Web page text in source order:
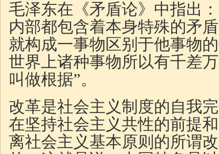
毛泽东在《矛盾论》中指出
内部都包含着本身特殊的矛
就构成一事物区别于他事物
世界上诸种事物所以有千差
叫做根据”。
改革是社会主义制度的自我
在坚持社会主义共性的前提
离社会主义基本原则的所谓